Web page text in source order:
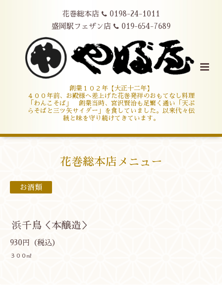
花巻総本店
0198-24-1011
盛岡駅フェザン店
019-654-7689
創業１０２年【大正十二年】
４００年前、お殿様へ差上げた花巻発祥のおもてなし料理
「わんこそば」 創業当時、宮沢賢治も足繁く通い「天ぷ
らそばと三ツ矢サイダー」を食していました。以来代々伝
統と味を守り続けてきています。
花巻総本店メニュー
お酒類
浜千鳥＜本醸造＞
930円（税込）
３００㎖